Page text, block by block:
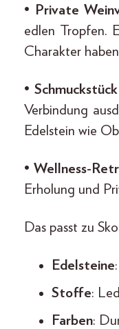
• Private
edlen Tropfen.
Charakter
•
Verbindung
Edelstein wie
•Wellness-
Erholung und
Das passt zu
Edelsteine
Stoffe:
Farben: